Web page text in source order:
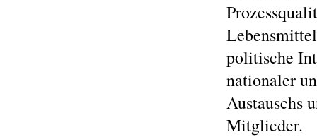
politische
nationaler
Austauschs
Mitglieder.